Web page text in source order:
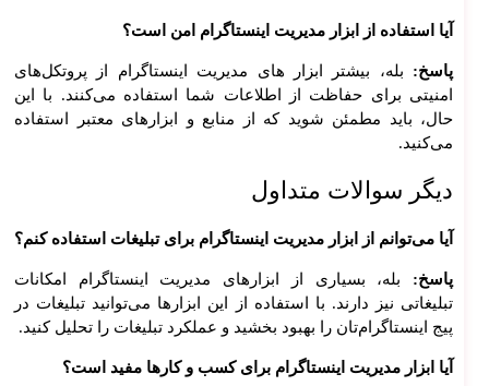
اتوما
ن
اداری
ساما
اسیو
ساما
نه
آموز
شی
نه
آیا استفاده از ابزار مدیریت اینستاگرام امن است؟
پاسخ: بله، بیشتر ابزار های مدیریت اینستاگرام از پروتکل‌های
امنیتی برای حفاظت از اطلاعات شما استفاده می‌کنند. با این
حال، باید مطمئن شوید که از منابع و ابزارهای معتبر استفاده
می‌کنید.
دیگر سوالات متداول
آیا می‌توانم از ابزار مدیریت اینستاگرام برای تبلیغات استفاده کنم؟
پاسخ: بله، بسیاری از ابزارهای مدیریت اینستاگرام امکانات
تبلیغاتی نیز دارند. با استفاده از این ابزارها می‌توانید تبلیغات در
پیج اینستاگرام‌تان را بهبود بخشید و عملکرد تبلیغات را تحلیل کنید.
آیا ابزار مدیریت اینستاگرام برای کسب و کارها مفید است؟